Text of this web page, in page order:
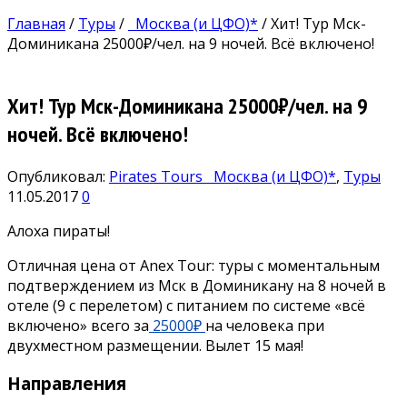
Главная / Туры / Москва (и ЦФО)* /Хит! Тур Мск-
Доминикана 25000₽/чел. на 9 ночей. Всё включено!
Хит! Тур Мск-Доминикана 25000₽/чел. на 9
ночей. Всё включено!
Опубликовал: Pirates Tours Москва (и ЦФО)*, Туры
11.05.20170
Алоха пираты!
Отличная цена от Anex Tour: туры с моментальным
подтверждением из Мск в Доминикану на 8 ночей в
отеле (9 с перелетом) с питанием по системе «всё
включено» всего за 25000₽ на человека при
двухместном размещении. Вылет 15 мая!
Направления